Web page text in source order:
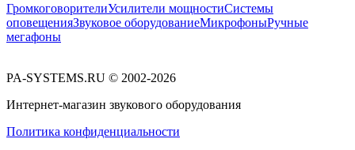
ГромкоговорителиУсилители мощностиСистемы
оповещенияЗвуковое оборудованиеМикрофоныРучные
мегафоны
PA-SYSTEMS.RU © 2002-2026
Интернет-магазин звукового оборудования
Политика конфиденциальности